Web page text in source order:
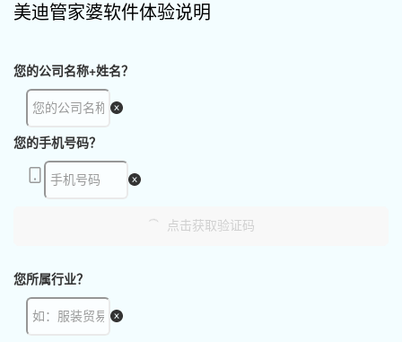
美迪管家婆软件体验说明
您的公司名称+姓名？
您的手机号码？
点击获取验证码
您所属行业？